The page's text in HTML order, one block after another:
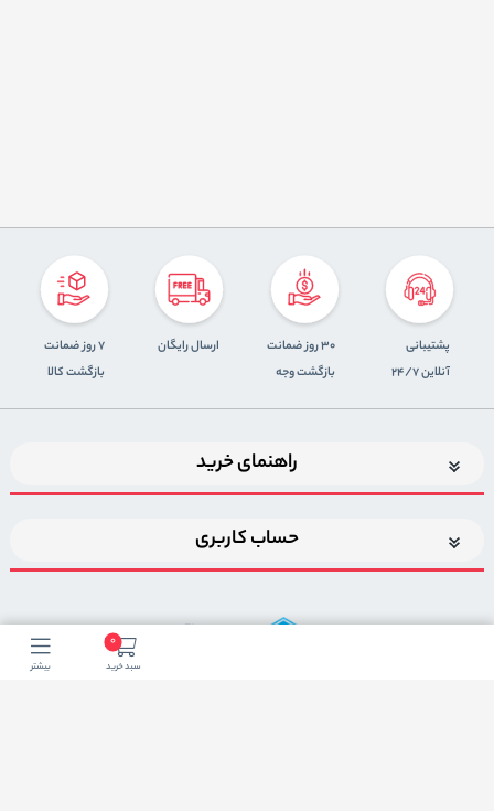
0
سبد خرید بیشتر
پشتیبانی
آنلاین 24/7
30 روز ضمانت
بازگشت وجه
ارسال رایگان
7 روز ضمانت
بازگشت کالا
راهنمای خرید
حساب کاربری